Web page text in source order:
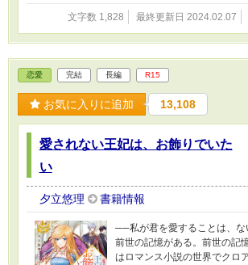
文字数 1,828 最終更新日 2024.02.07
恋愛 完結 長編 R15
お気に入りに追加 13,108
愛されない王妃は、お飾りでいた
い
夕立悠理 書籍情報
──私が君を愛することは、
前世の記憶がある。前世の記
はロマンス小説の世界でクロ